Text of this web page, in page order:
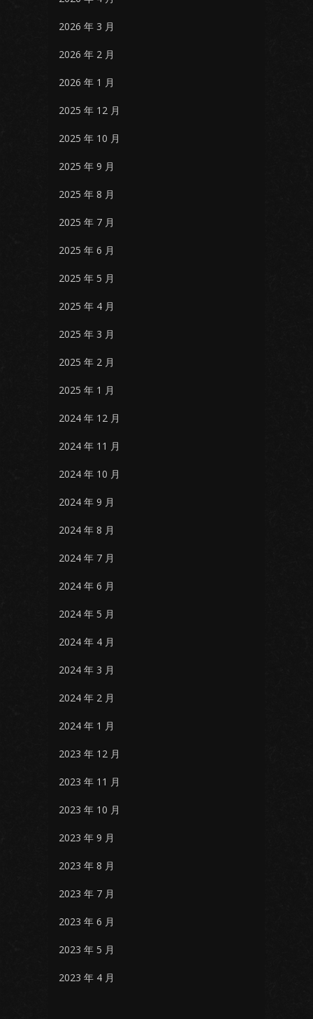
2026 年 3 月
2026 年 2 月
2026 年 1 月
2025 年 12 月
2025 年 10 月
2025 年 9 月
2025 年 8 月
2025 年 7 月
2025 年 6 月
2025 年 5 月
2025 年 4 月
2025 年 3 月
2025 年 2 月
2025 年 1 月
2024 年 12 月
2024 年 11 月
2024 年 10 月
2024 年 9 月
2024 年 8 月
2024 年 7 月
2024 年 6 月
2024 年 5 月
2024 年 4 月
2024 年 3 月
2024 年 2 月
2024 年 1 月
2023 年 12 月
2023 年 11 月
2023 年 10 月
2023 年 9 月
2023 年 8 月
2023 年 7 月
2023 年 6 月
2023 年 5 月
2023 年 4 月